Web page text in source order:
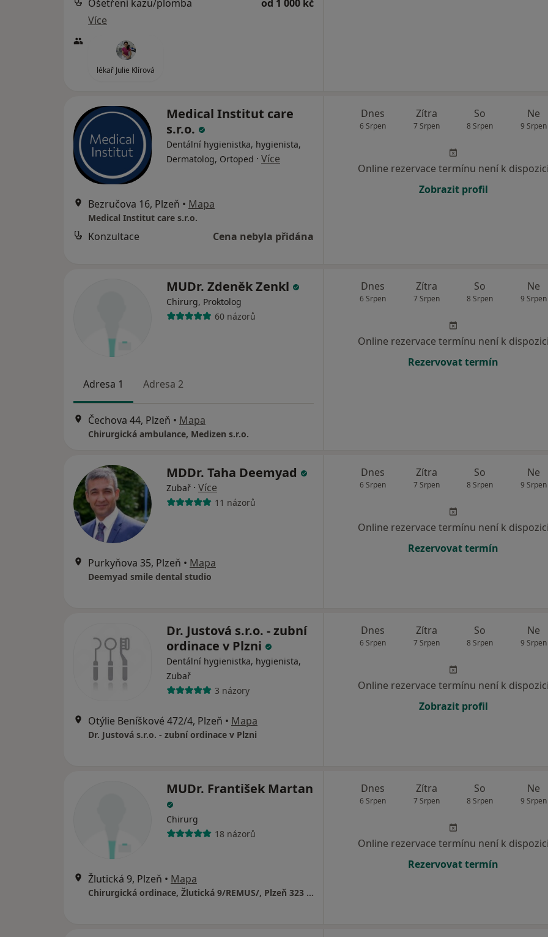
Ošetření kazu/plomba
od 1 000 kč
Více
lékař Julie Klírová
Medical Institut care
s.r.o.
Dentální hygienistka, hygienista,
Dermatolog, Ortoped · Více
Bezručova 16, Plzeň • Mapa
Medical Institut care s.r.o.
Konzultace Cena nebyla přidána
Dnes
6 Srpen
Zítra
7 Srpen
So
8 Srpen
Ne
9 Srpen
Online rezervace termínu není k dispozici
Zobrazit profil
MUDr. Zdeněk Zenkl
Chirurg, Proktolog
60 názorů
Adresa 1 Adresa 2
Čechova 44, Plzeň • Mapa
Chirurgická ambulance, Medizen s.r.o.
Dnes
6 Srpen
Zítra
7 Srpen
So
8 Srpen
Ne
9 Srpen
Online rezervace termínu není k dispozici
Rezervovat termín
MDDr. Taha Deemyad
Zubař · Více
11 názorů
Purkyňova 35, Plzeň • Mapa
Deemyad smile dental studio
Dnes
6 Srpen
Zítra
7 Srpen
So
8 Srpen
Ne
9 Srpen
Online rezervace termínu není k dispozici
Rezervovat termín
Dr. Justová s.r.o. - zubní
ordinace v Plzni
Dentální hygienistka, hygienista,
Zubař
3 názory
Otýlie Beníškové 472/4, Plzeň • Mapa
Dr. Justová s.r.o. - zubní ordinace v Plzni
Dnes
6 Srpen
Zítra
7 Srpen
So
8 Srpen
Ne
9 Srpen
Online rezervace termínu není k dispozici
Zobrazit profil
MUDr. František Martan
Chirurg
18 názorů
Žlutická 9, Plzeň • Mapa
Chirurgická ordinace, Žlutická 9/REMUS/, Plzeň 323 00
Dnes
6 Srpen
Zítra
7 Srpen
So
8 Srpen
Ne
9 Srpen
Online rezervace termínu není k dispozici
Rezervovat termín